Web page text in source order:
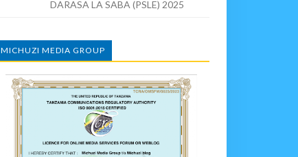
DARASA LA SABA (PSLE) 2025
MICHUZI MEDIA GROUP